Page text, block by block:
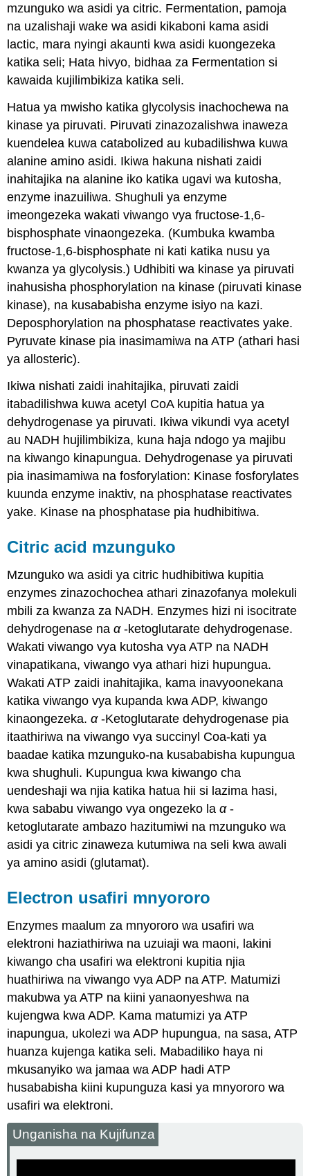
mzunguko wa asidi ya citric. Fermentation, pamoja
na uzalishaji wake wa asidi kikaboni kama asidi
lactic, mara nyingi akaunti kwa asidi kuongezeka
katika seli; Hata hivyo, bidhaa za Fermentation si
kawaida kujilimbikiza katika seli.
Hatua ya mwisho katika glycolysis inachochewa na
kinase ya piruvati. Piruvati zinazozalishwa inaweza
kuendelea kuwa catabolized au kubadilishwa kuwa
alanine amino asidi. Ikiwa hakuna nishati zaidi
inahitajika na alanine iko katika ugavi wa kutosha,
enzyme inazuiliwa. Shughuli ya enzyme
imeongezeka wakati viwango vya fructose-1,6-
bisphosphate vinaongezeka. (Kumbuka kwamba
fructose-1,6-bisphosphate ni kati katika nusu ya
kwanza ya glycolysis.) Udhibiti wa kinase ya piruvati
inahusisha phosphorylation na kinase (piruvati kinase
kinase), na kusababisha enzyme isiyo na kazi.
Deposphorylation na phosphatase reactivates yake.
Pyruvate kinase pia inasimamiwa na ATP (athari hasi
ya allosteric).
Ikiwa nishati zaidi inahitajika, piruvati zaidi
itabadilishwa kuwa acetyl CoA kupitia hatua ya
dehydrogenase ya piruvati. Ikiwa vikundi vya acetyl
au NADH hujilimbikiza, kuna haja ndogo ya majibu
na kiwango kinapungua. Dehydrogenase ya piruvati
pia inasimamiwa na fosforylation: Kinase fosforylates
kuunda enzyme inaktiv, na phosphatase reactivates
yake. Kinase na phosphatase pia hudhibitiwa.
Citric acid mzunguko
Mzunguko wa asidi ya citric hudhibitiwa kupitia
enzymes zinazochochea athari zinazofanya molekuli
mbili za kwanza za NADH. Enzymes hizi ni isocitrate
dehydrogenase naα-ketoglutarate dehydrogenase.
Wakati viwango vya kutosha vya ATP na NADH
vinapatikana, viwango vya athari hizi hupungua.
Wakati ATP zaidi inahitajika, kama inavyoonekana
katika viwango vya kupanda kwa ADP, kiwango
kinaongezeka.α-Ketoglutarate dehydrogenase pia
itaathiriwa na viwango vya succinyl Coa-kati ya
baadae katika mzunguko-na kusababisha kupungua
kwa shughuli. Kupungua kwa kiwango cha
uendeshaji wa njia katika hatua hii si lazima hasi,
kwa sababu viwango vya ongezeko laα-
ketoglutarate ambazo hazitumiwi na mzunguko wa
asidi ya citric zinaweza kutumiwa na seli kwa awali
ya amino asidi (glutamat).
Electron usafiri mnyororo
Enzymes maalum za mnyororo wa usafiri wa
elektroni haziathiriwa na uzuiaji wa maoni, lakini
kiwango cha usafiri wa elektroni kupitia njia
huathiriwa na viwango vya ADP na ATP. Matumizi
makubwa ya ATP na kiini yanaonyeshwa na
kujengwa kwa ADP. Kama matumizi ya ATP
inapungua, ukolezi wa ADP hupungua, na sasa, ATP
huanza kujenga katika seli. Mabadiliko haya ni
mkusanyiko wa jamaa wa ADP hadi ATP
husababisha kiini kupunguza kasi ya mnyororo wa
usafiri wa elektroni.
Unganisha na Kujifunza